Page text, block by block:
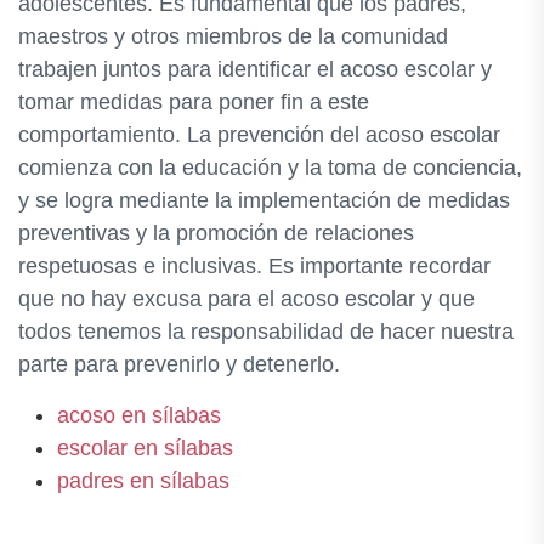
maestros y otros miembros de la comunidad
trabajen juntos para identificar el acoso escolar y
tomar medidas para poner fin a este
comportamiento. La prevención del acoso escolar
comienza con la educación y la toma de conciencia,
y se logra mediante la implementación de medidas
preventivas y la promoción de relaciones
respetuosas e inclusivas. Es importante recordar
que no hay excusa para el acoso escolar y que
todos tenemos la responsabilidad de hacer nuestra
parte para prevenirlo y detenerlo.
acoso en sílabas
escolar en sílabas
padres en sílabas